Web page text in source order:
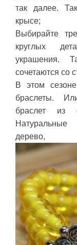
так далее.
крысе;
Выбирайте
круглых
украшения.
сочетаются со
В этом
браслеты.
браслет из